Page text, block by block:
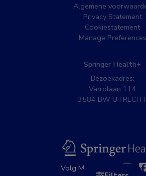
Algemene
Privacy Statement
Cookiestatement
Manage Preferences
Springer Health+
Bezoekadres:
Varrolaan 114
3584 BW UTRECHT
Volg MedNet op: